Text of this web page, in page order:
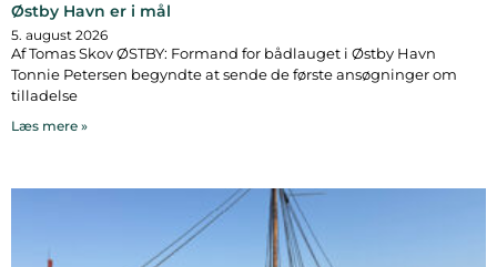
Østby Havn er i mål
5. august 2026
Af Tomas Skov ØSTBY: Formand for bådlauget i Østby Havn
Tonnie Petersen begyndte at sende de første ansøgninger om
tilladelse
Læs mere »